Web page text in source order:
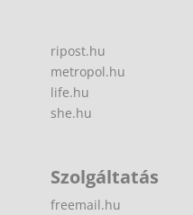
ripost.hu
metropol.hu
life.hu
she.hu
Szolgáltatás
freemail.hu